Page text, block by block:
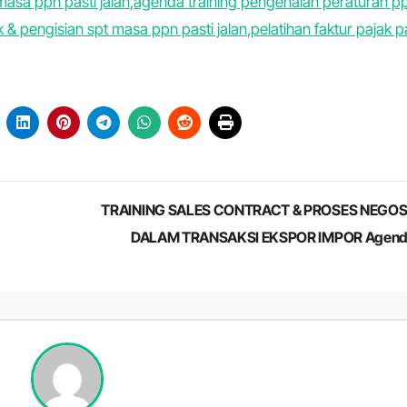
pengisian spt masa ppn pasti jalan,pelatihan faktur pajak
TRAINING SALES CONTRACT & PROSES
DALAM TRANSAKSI EKSPOR IMPOR